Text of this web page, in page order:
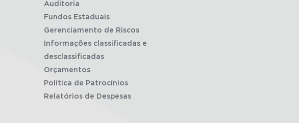
Auditoria
Fundos Estaduais
Gerenciamento de Riscos
Informações classificadas e
desclassificadas
Orçamentos
Política de Patrocínios
Relatórios de Despesas